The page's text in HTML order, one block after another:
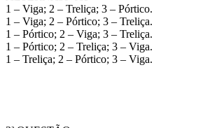
1 – Viga; 2 – Treliça; 3 – Pórtico.
1 – Viga; 2 – Pórtico; 3 – Treliça.
1 – Pórtico; 2 – Viga; 3 – Treliça.
1 – Pórtico; 2 – Treliça; 3 – Viga.
1 – Treliça; 2 – Pórtico; 3 – Viga.